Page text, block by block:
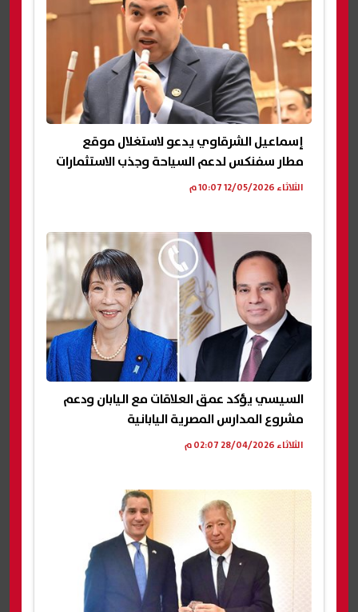
إسماعيل الشرقاوي يدعو لاستغلال موقع
مطار سفنكس لدعم السياحة وجذب الاستثمارات
الثلاثاء 12/05/2026 10:07 م
السيسي يؤكد عمق العلاقات مع اليابان ودعم
مشروع المدارس المصرية اليابانية
الثلاثاء 28/04/2026 02:07 م